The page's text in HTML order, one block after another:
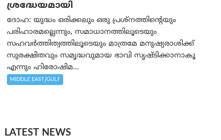
ശ്രദ്ധേയമായി
ദോഹ: യുദ്ധം ഒരിക്കലും ഒരു പ്രശ്‌നത്തിന്റെയും
പരിഹാരമല്ലെന്നും, സമാധാനത്തിലൂടെയും
സഹവര്‍ത്തിത്വത്തിലൂടെയും മാത്രമേ മനുഷ്യരാശിക്ക്
സുരക്ഷിതവും സമൃദ്ധവുമായ ഭാവി സൃഷ്ടിക്കാനാകൂ
എന്നും ഹിരോഷിമ...
MIDDLE EAST/GULF
LATEST NEWS